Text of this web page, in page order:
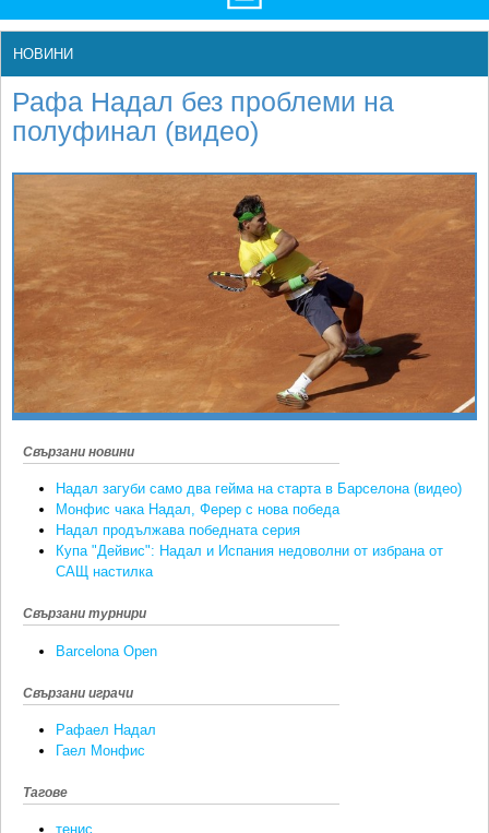
НОВИНИ
БГ
LIVE SCORES
ТУРНИРИ
SOFIA OPEN
КЛУБОВЕ
БЛОГ
ВИДЕО
ЖЪЛТО
РАКЕТНИ
Фотогалерии
Рекорди/Статистика
Екипировка
Любопитно
Истории
Ретро
Спорт&Фитнес
Любители
НОВИНИ
Рафа Надал без проблеми на
полуфинал (видео)
Свързани новини
Надал загуби само два гейма на старта в Барселона (видео)
Монфис чака Надал, Ферер с нова победа
Надал продължава победната серия
Купа "Дейвис": Надал и Испания недоволни от избрана от
САЩ настилка
Свързани турнири
Barcelona Open
Свързани играчи
Рафаел Надал
Гаел Монфис
Тагове
тенис